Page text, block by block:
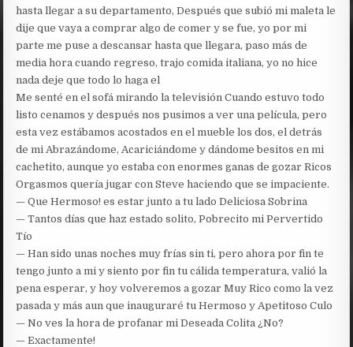
hasta llegar a su departamento, Después que subió mi maleta le
dije que vaya a comprar algo de comer y se fue, yo por mi
parte me puse a descansar hasta que llegara, paso más de
media hora cuando regreso, trajo comida italiana, yo no hice
nada deje que todo lo haga el
Me senté en el sofá mirando la televisión Cuando estuvo todo
listo cenamos y después nos pusimos a ver una película, pero
esta vez estábamos acostados en el mueble los dos, el detrás
de mi Abrazándome, Acariciándome y dándome besitos en mi
cachetito, aunque yo estaba con enormes ganas de gozar Ricos
Orgasmos quería jugar con Steve haciendo que se impaciente.
— Que Hermoso! es estar junto a tu lado Deliciosa Sobrina
— Tantos días que haz estado solito, Pobrecito mi Pervertido
Tío
— Han sido unas noches muy frías sin ti, pero ahora por fin te
tengo junto a mi y siento por fin tu cálida temperatura, valió la
pena esperar, y hoy volveremos a gozar Muy Rico como la vez
pasada y más aun que inauguraré tu Hermoso y Apetitoso Culo
— No ves la hora de profanar mi Deseada Colita ¿No?
— Exactamente!